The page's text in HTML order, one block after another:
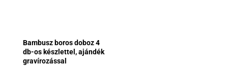
Bambusz boros doboz 4
db-os készlettel, ajándék
gravírozással